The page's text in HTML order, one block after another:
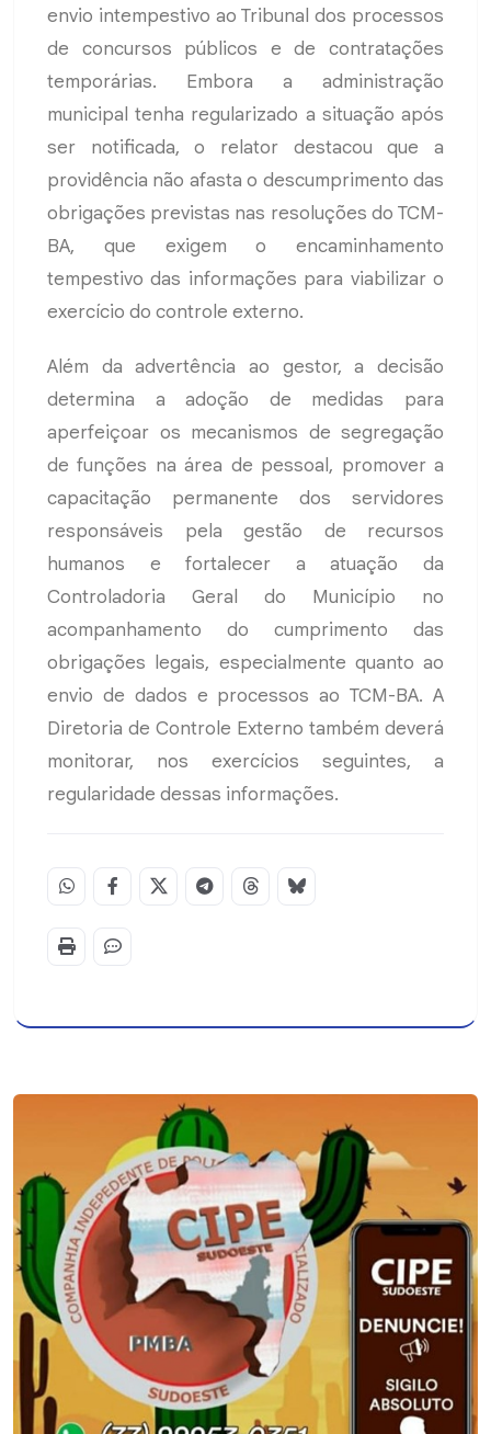
envio intempestivo ao Tribunal dos processos
de concursos públicos e de contratações
temporárias. Embora a administração
municipal tenha regularizado a situação após
ser notificada, o relator destacou que a
providência não afasta o descumprimento das
obrigações previstas nas resoluções do TCM-
BA, que exigem o encaminhamento
tempestivo das informações para viabilizar o
exercício do controle externo.
Além da advertência ao gestor, a decisão
determina a adoção de medidas para
aperfeiçoar os mecanismos de segregação
de funções na área de pessoal, promover a
capacitação permanente dos servidores
responsáveis pela gestão de recursos
humanos e fortalecer a atuação da
Controladoria Geral do Município no
acompanhamento do cumprimento das
obrigações legais, especialmente quanto ao
envio de dados e processos ao TCM-BA. A
Diretoria de Controle Externo também deverá
monitorar, nos exercícios seguintes, a
regularidade dessas informações.